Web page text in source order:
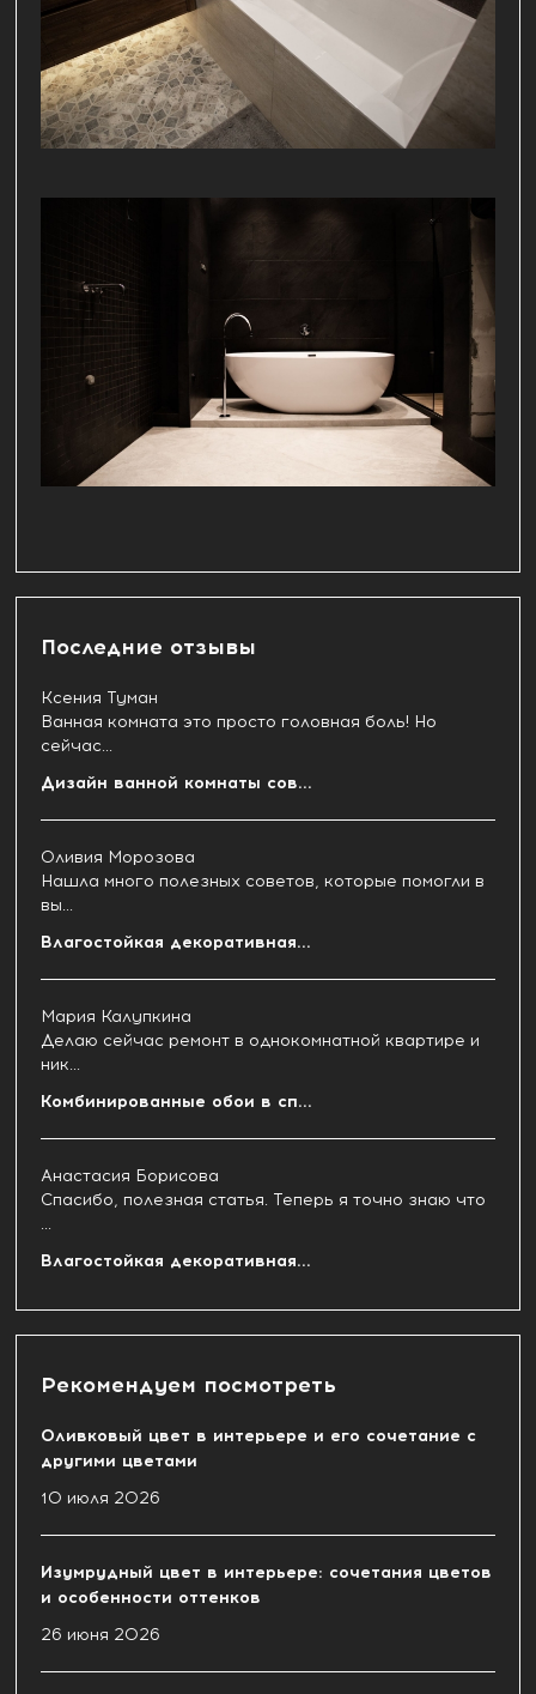
Последние отзывы
Ксения Туман
Ванная комната это просто головная боль! Но
сейчас...
Дизайн ванной комнаты сов...
Оливия Морозова
Нашла много полезных советов, которые помогли в
вы...
Влагостойкая декоративная...
Мария Калупкина
Делаю сейчас ремонт в однокомнатной квартире и
ник...
Комбинированные обои в сп...
Анастасия Борисова
Спасибо, полезная статья. Теперь я точно знаю что
...
Влагостойкая декоративная...
Рекомендуем посмотреть
Оливковый цвет в интерьере и его сочетание с
другими цветами
10 июля 2026
Изумрудный цвет в интерьере: сочетания цветов
и особенности оттенков
26 июня 2026